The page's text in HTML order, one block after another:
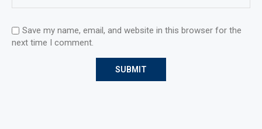
Save my name, email, and website in this browser for the
next time I comment.